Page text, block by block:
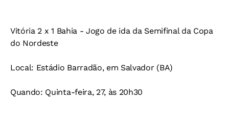
Vitória 2 x 1 Bahia - Jogo de ida da Semifinal da Copa
do Nordeste
Local: Estádio Barradão, em Salvador (BA)
Quando: Quinta-feira, 27, às 20h30